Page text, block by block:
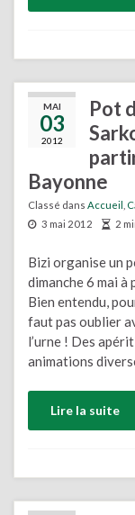
MAI
03
2012
Pot
Bayonne
Classé dans Accueil
3 mai 2012
2
Bizi organise un
dimanche 6 mai
Bien entendu,
faut pas oublier
l’urne ! Des
animations
Lire la suite